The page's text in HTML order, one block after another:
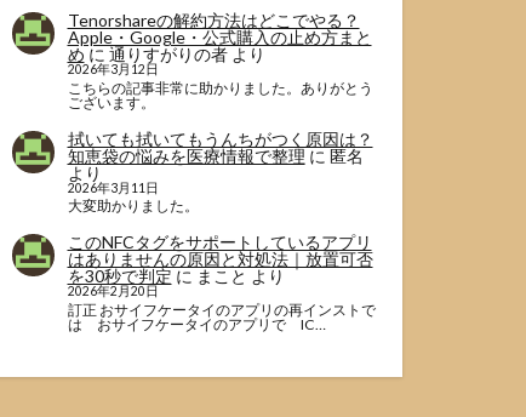
Tenorshareの解約方法はどこでやる？
Apple・Google・公式購入の止め方まと
め に 通りすがりの者より
2026年3月12日
こちらの記事非常に助かりました。ありがとう
ございます。
拭いても拭いてもうんちがつく原因は？
知恵袋の悩みを医療情報で整理 に 匿名
より
2026年3月11日
大変助かりました。
このNFCタグをサポートしているアプリ
はありませんの原因と対処法｜放置可否
を30秒で判定 に まこと より
2026年2月20日
訂正 おサイフケータイのアプリの再インストで
は おサイフケータイのアプリで IC…